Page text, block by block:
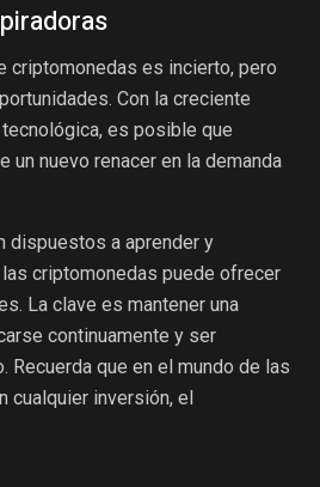
criptomonedas es incierto, pero
Con la creciente
es posible que
un nuevo renacer en la demanda
dispuestos a aprender y
criptomonedas puede ofrecer
La clave es mantener una
continuamente y ser
Recuerda que en el mundo de las
cualquier inversión, el